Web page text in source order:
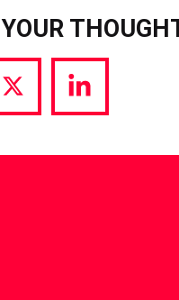
Share
via
Share
via